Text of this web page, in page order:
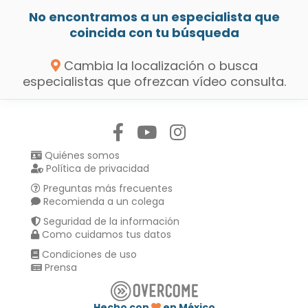
No encontramos a un especialista que
coincida con tu búsqueda
Cambia la localización o busca
especialistas que ofrezcan vídeo consulta.
Quiénes somos
Política de privacidad
Preguntas más frecuentes
Recomienda a un colega
Seguridad de la información
Como cuidamos tus datos
Condiciones de uso
Prensa